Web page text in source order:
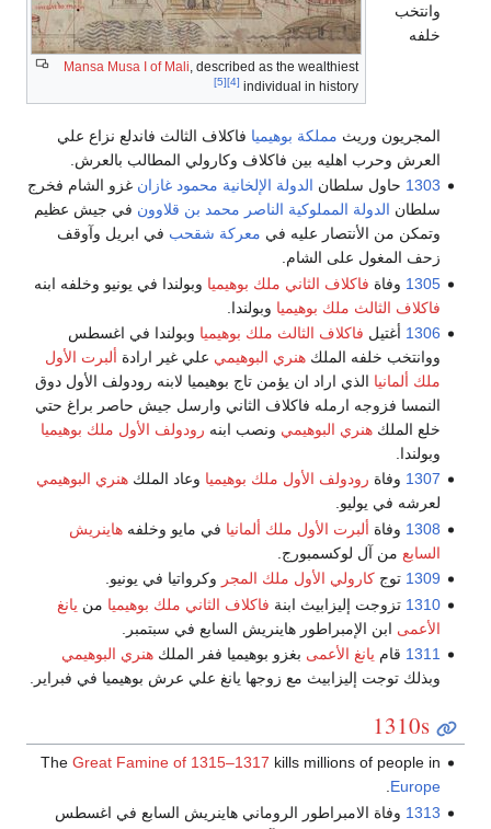
Mansa Musa I of Mali , described as the wealthiest
individual in history
[4]
[5]
وانتخب
خلفه
المجريون وريث مملكة بوهيميا فاكلاف الثالث فاندلع نزاع علي
العرش وحرب اهليه بين فاكلاف وكارولي المطالب بالعرش.
1303 حاول سلطان الدولة الإلخانية محمود غازان غزو الشام فخرج
سلطان الدولة المملوكية الناصر محمد بن قلاوون في جيش عظيم
وتمكن من الأنتصار عليه في معركة شقحب في ابريل وآوقف
زحف المغول على الشام.
1305 وفاة فاكلاف الثاني ملك بوهيميا وبولندا في يونيو وخلفه ابنه
فاكلاف الثالث ملك بوهيميا وبولندا.
1306 أغتيل فاكلاف الثالث ملك بوهيميا وبولندا في اغسطس
ووانتخب خلفه الملكهنري البوهيمي علي غير ارادة ألبرت الأول
ملك ألمانيا الذي اراد ان يؤمن تاج بوهيميا لابنه رودولف الأول دوق
النمسا فزوجه ارمله فاكلاف الثاني وارسل جيش حاصر براغ حتي
خلع الملكهنري البوهيمي ونصب ابنه رودولف الأول ملك بوهيميا
وبولندا.
1307 وفاة رودولف الأول ملك بوهيميا وعاد الملكهنري البوهيمي
لعرشه في يوليو.
1308 وفاة ألبرت الأول ملك ألمانيا في مايو وخلفههاينريش
السابع من آل لوكسمبورج.
1309 توجكارولي الأول ملك المجر وكرواتيا في يونيو.
1310 تزوجت إليزابيث ابنة فاكلاف الثاني ملك بوهيميا من يانغ
الأعمى ابن الإمبراطور هاينريش السابع في سبتمبر.
1311 قام يانغ الأعمى بغزو بوهيميا ففر الملكهنري البوهيمي
وبذلك توجت إليزابيث مع زوجها يانغ علي عرش بوهيميا في فبراير.
1310s
The Great Famine of 1315–1317 kills millions of people in
Europe
.
1313 وفاة الامبراطور الروماني هاينريش السابع في اغسطس